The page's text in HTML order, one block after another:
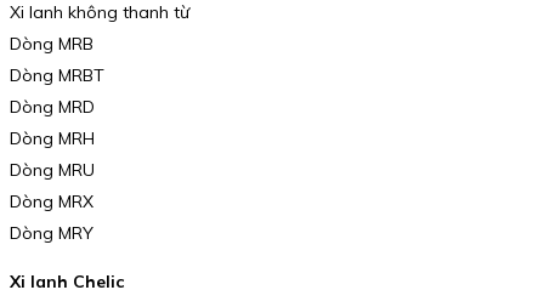
Xi lanh không thanh từ
Dòng MRB
Dòng MRBT
Dòng MRD
Dòng MRH
Dòng MRU
Dòng MRX
Dòng MRY
Xi lanh Chelic